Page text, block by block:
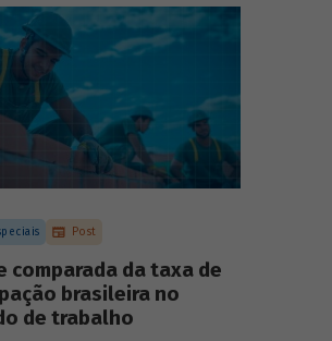
sua atuação no ano, e mostra
permanece crescendo de
e sólida, mesmo diante
desafiadores.
Post
comparada da taxa de
brasileira no
de trabalho